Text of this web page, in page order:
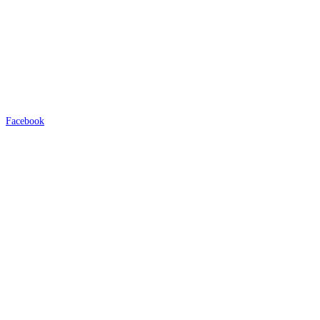
Facebook